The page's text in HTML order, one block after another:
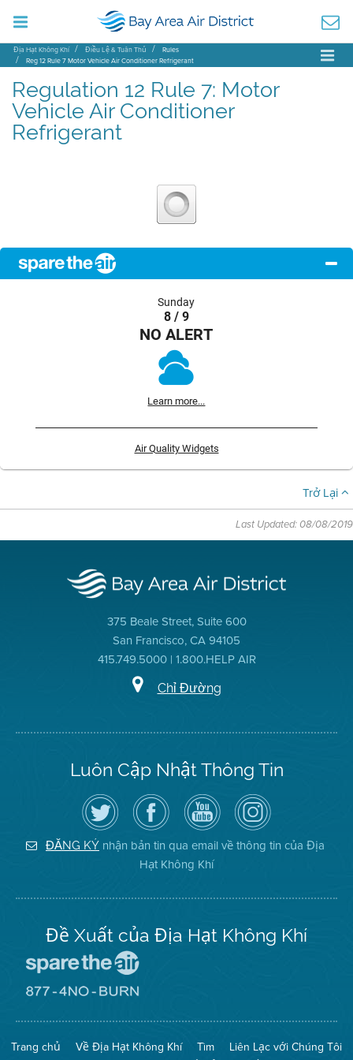
Địa Hạt Không Khí Điều Lệ & Tuân Thủ
Rules
Reg 12 Rule 7 Motor Vehicle Air Conditioner Refrigerant
Regulation 12 Rule 7: Motor
Vehicle Air Conditioner
Refrigerant
Sunday
8 / 9
NO ALERT
Learn more...
Air Quality Widgets
Trở Lại
Last Updated: 08/08/2019
375 Beale Street, Suite 600
San Francisco, CA 94105
415.749.5000 | 1.800.HELP AIR
Chỉ Đường
Luôn Cập Nhật Thông Tin
Hãy
theo
dõi
Địa
Hạt
Không
Truy
cập
Trang
Facebook
của
Địa
Hạt
Kênh
YouTube
của
Địa
Hạt
Không
Khí
Air
District
on
Instagram
ĐĂNG KÝ nhận bản tin qua email về thông tin của Địa
Hạt Không Khí
Đề Xuất của Địa Hạt Không Khí
The
(Bảo
Toàn
Mạng
No
Burn
Trang chủ Về Địa Hạt Không Khí Tìm
Liên Lạc với Chúng Tôi